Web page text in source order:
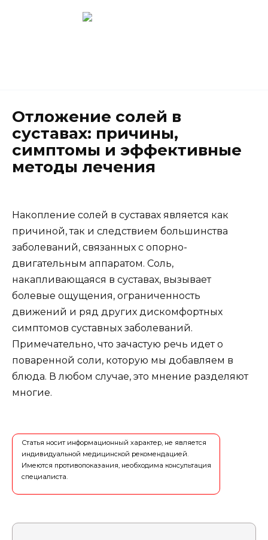
Отложение солей в
суставах: причины,
симптомы и эффективные
методы лечения
Накопление солей в суставах является как
причиной, так и следствием большинства
заболеваний, связанных с опорно-
двигательным аппаратом. Соль,
накапливающаяся в суставах, вызывает
болевые ощущения, ограниченность
движений и ряд других дискомфортных
симптомов суставных заболеваний.
Примечательно, что зачастую речь идет о
поваренной соли, которую мы добавляем в
блюда. В любом случае, это мнение разделяют
многие.
Статья носит информационный характер, не является
индивидуальной медицинской рекомендацией.
Имеются противопоказания, необходима консультация
специалиста.